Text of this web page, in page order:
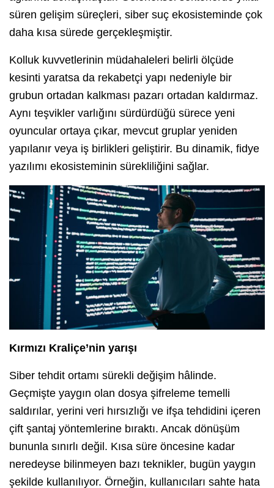
süren gelişim süreçleri, siber suç ekosisteminde çok
daha kısa sürede gerçekleşmiştir.
Kolluk kuvvetlerinin müdahaleleri belirli ölçüde
kesinti yaratsa da rekabetçi yapı nedeniyle bir
grubun ortadan kalkması pazarı ortadan kaldırmaz.
Aynı teşvikler varlığını sürdürdüğü sürece yeni
oyuncular ortaya çıkar, mevcut gruplar yeniden
yapılanır veya iş birlikleri geliştirir. Bu dinamik, fidye
yazılımı ekosisteminin sürekliliğini sağlar.
Kırmızı Kraliçe’nin yarışı
Siber tehdit ortamı sürekli değişim hâlinde.
Geçmişte yaygın olan dosya şifreleme temelli
saldırılar, yerini veri hırsızlığı ve ifşa tehdidini içeren
çift şantaj yöntemlerine bıraktı. Ancak dönüşüm
bununla sınırlı değil. Kısa süre öncesine kadar
neredeyse bilinmeyen bazı teknikler, bugün yaygın
şekilde kullanılıyor. Örneğin, kullanıcıları sahte hata